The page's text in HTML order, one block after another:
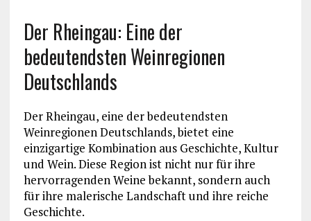
Der Rheingau: Eine der
bedeutendsten Weinregionen
Deutschlands
Der Rheingau, eine der bedeutendsten
Weinregionen Deutschlands, bietet eine
einzigartige Kombination aus Geschichte, Kultur
und Wein. Diese Region ist nicht nur für ihre
hervorragenden Weine bekannt, sondern auch
für ihre malerische Landschaft und ihre reiche
Geschichte.